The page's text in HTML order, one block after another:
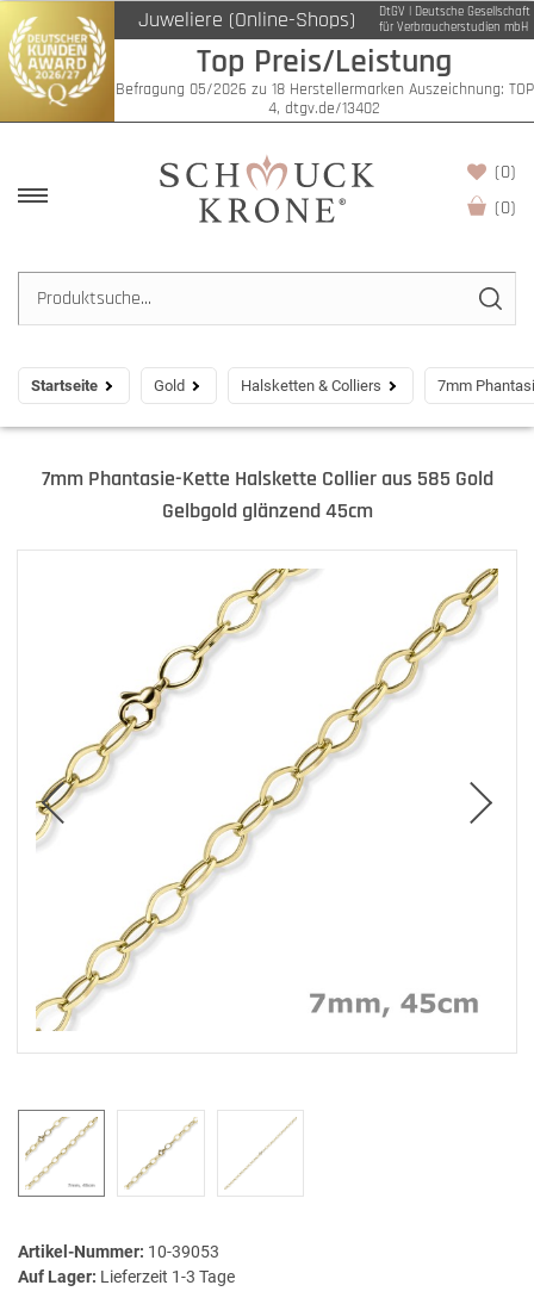
Juweliere (Online-Shops)
DtGV | Deutsche Gesellschaft
für Verbraucherstudien mbH
Top Preis/Leistung
Befragung 05/2026 zu 18 Herstellermarken Auszeichnung: TOP
4, dtgv.de/13402
(0)
(0)
Startseite Gold Halsketten & Colliers 7mm
7mm Phantasie-Kette Halskette Collier aus 585 Gold
Gelbgold glänzend 45cm
Artikel-Nummer: 10-39053
Auf Lager: Lieferzeit 1-3 Tage